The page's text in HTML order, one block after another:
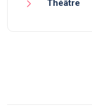
Théâtre